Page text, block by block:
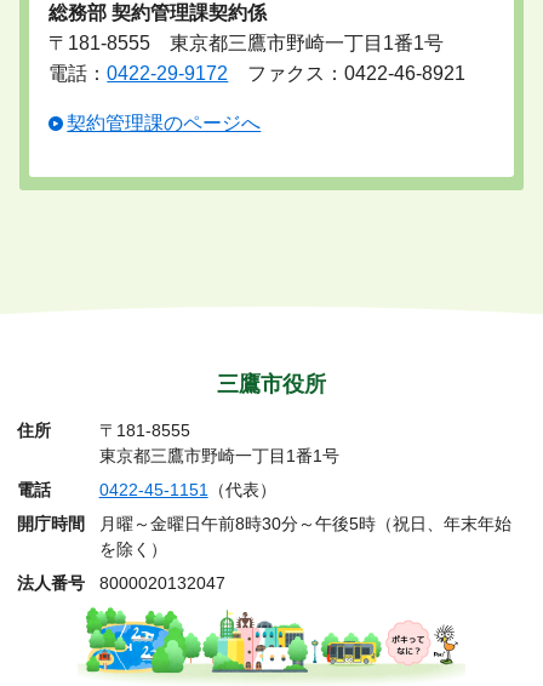
総務部 契約管理課契約係
〒181-8555 東京都三鷹市野崎一丁目1番1号
電話：0422-29-9172 ファクス：0422-46-8921
契約管理課のページへ
三鷹市役所
住所
〒181-8555
東京都三鷹市野崎一丁目1番1号
電話
0422-45-1151（代表）
開庁時間
月曜～金曜日午前8時30分～午後5時（祝日、年末年始
を除く）
法人番号
8000020132047